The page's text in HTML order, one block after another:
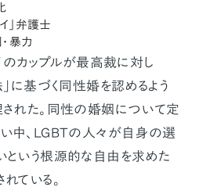
」弁護士
暴力
カップルが最高裁に対し
に基づく同性婚を認めるよう
された。同性の婚姻について定
中、LGBTの人々が自身の選
という根源的な自由を求めた
ている。